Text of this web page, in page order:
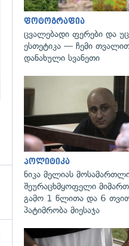
გადახედვა
გადახედვა
ფოტოგრაფია
ცვალებადი ფერები და
ესთეტიკა — ჩემი
დანახული სვანეთი
პოლიტიკა
ნიკა მელიას
შეურაცხმყოფელი
გამო 1 წლითა და 6
პატიმრობა მიესაჯა